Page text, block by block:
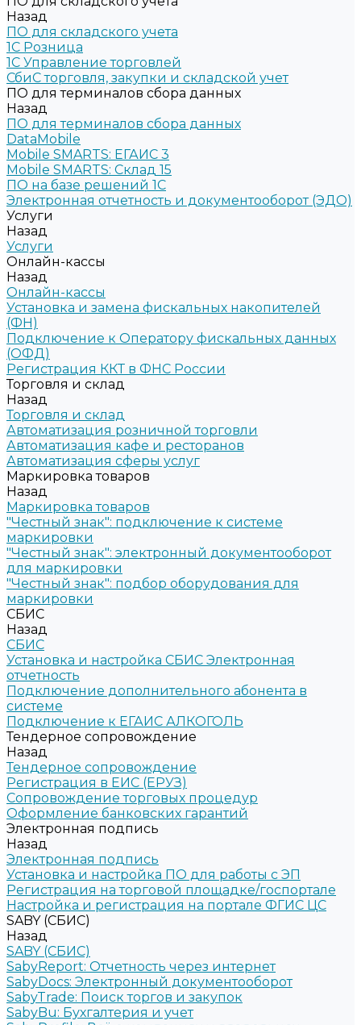
Назад
ПО для складского учета
1C Розница
1С Управление торговлей
СбиС торговля, закупки и складской учет
ПО для терминалов сбора данных
Назад
ПО для терминалов сбора данных
DataMobile
Mobile SMARTS: ЕГАИС 3
Mobile SMARTS: Склад 15
ПО на базе решений 1С
Электронная отчетность и документооборот (ЭДО)
Услуги
Назад
Услуги
Онлайн-кассы
Назад
Онлайн-кассы
Установка и замена фискальных накопителей
(ФН)
Подключение к Оператору фискальных данных
(ОФД)
Регистрация ККТ в ФНС России
Торговля и склад
Назад
Торговля и склад
Автоматизация розничной торговли
Автоматизация кафе и ресторанов
Автоматизация сферы услуг
Маркировка товаров
Назад
Маркировка товаров
"Честный знак": подключение к системе
маркировки
"Честный знак": электронный документооборот
для маркировки
"Честный знак": подбор оборудования для
маркировки
СБИС
Назад
СБИС
Установка и настройка СБИС Электронная
отчетность
Подключение дополнительного абонента в
системе
Подключение к ЕГАИС АЛКОГОЛЬ
Тендерное сопровождение
Назад
Тендерное сопровождение
Регистрация в ЕИС (ЕРУЗ)
Сопровождение торговых процедур
Оформление банковских гарантий
Электронная подпись
Назад
Электронная подпись
Установка и настройка ПО для работы с ЭП
Регистрация на торговой площадке/госпортале
Настройка и регистрация на портале ФГИС ЦС
SABY (СБИС)
Назад
SABY (СБИС)
SabyReport: Отчетность через интернет
SabyDocs: Электронный документооборот
SabyTrade: Поиск торгов и закупок
SabyBu: Бухгалтерия и учет